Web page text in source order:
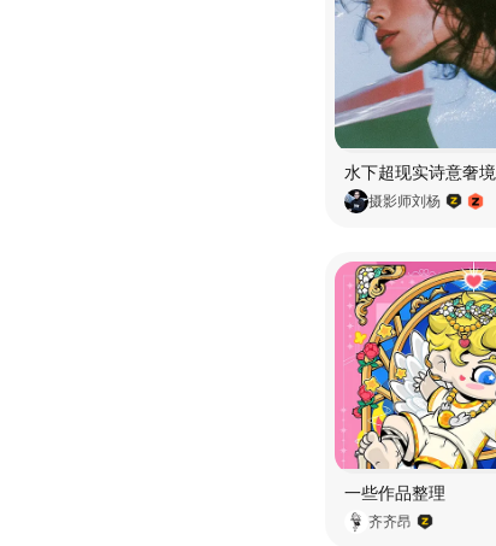
水下超现实诗意奢境
摄影师刘杨
一些作品整理
齐齐昂